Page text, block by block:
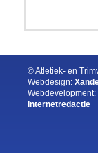
© Atletiek- en
Webdesign:
Webdevelopment:
Internetredactie